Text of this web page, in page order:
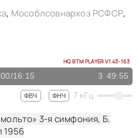
, Мособлсовнархоз РСФСР,
HQ BTM PLAYER V1.43-163
/16:15 3 49:55
ФВЧ ФНЧ 7 кГц
3-я симфония, Б.
1956